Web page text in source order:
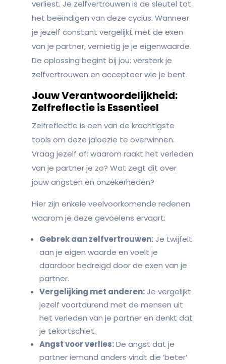
verliest. Je zelfvertrouwen is de sleutel tot
het beëindigen van deze cyclus. Wanneer
je jezelf constant vergelijkt met de exen
van je partner, vernietig je je eigenwaarde.
De oplossing begint bij jou: versterk je
zelfvertrouwen en accepteer wie je bent.
Jouw Verantwoordelijkheid:
Zelfreflectie is Essentieel
Zelfreflectie is een van de krachtigste
tools om deze jaloezie te overwinnen.
Vraag jezelf af: waarom raakt het verleden
van je partner je zo? Wat zegt dit over
jouw angsten en onzekerheden?
Hier zijn enkele veelvoorkomende redenen
waarom je deze gevoelens ervaart:
Gebrek aan zelfvertrouwen:Je twijfelt
aan je eigen waarde en voelt je
daardoor bedreigd door de exen van je
partner.
Vergelijking met anderen:Je vergelijkt
jezelf voortdurend met de mensen uit
het verleden van je partner en denkt dat
je tekortschiet.
Angst voor verlies:De angst dat je
partner iemand anders vindt die ‘beter’